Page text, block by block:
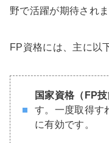
野で活躍が期待されま
FP資格には、主に以
国家資格（FP技
す。一度取得す
に有効です。